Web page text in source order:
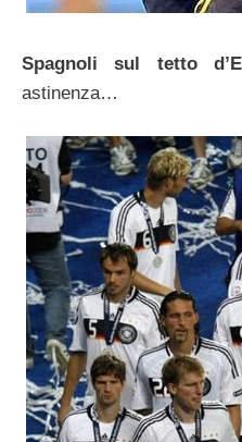
Spagnoli sul tetto
astinenza…